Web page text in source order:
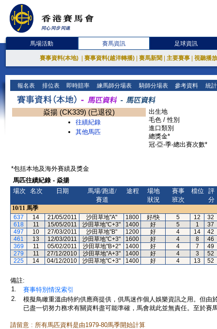
馬場活動 賽馬資訊 足球資訊
賽事資料(本地) 賽事資料(越洋轉播) 賽馬新聞 主要賽事 視聽播
報名表 排位表 即時賠率 練馬師分場表 騎師分場表 參考資料 統
焱揚 (CK339) (已退役)
往績紀錄
其他馬匹
出生地
毛色 / 性別
進口類別
總獎金*
冠-亞-季-總出賽次數*
*包括本地及海外賽績及獎金
馬匹往績紀錄 - 焱揚
場次
名次 日期
馬場/跑道/
賽道
途程
場地
狀況
賽事
班次
檔位
評
分
10/11 馬季
637
14 21/05/2011 沙田草地"A" 1800 好/快 5 12
32
618
11 15/05/2011 沙田草地"C+3" 1400 好 5 1
37
497
10 27/03/2011 沙田草地"B" 1200 好 4 14
42
461
13 12/03/2011 沙田草地"C+3" 1600 好 4 8
46
369
11 05/02/2011 沙田草地"B+2" 1400 好 4 7
49
279
11 27/12/2010 沙田草地"A+3" 1400 好 4 3
52
225
14 04/12/2010 沙田草地"C+3" 1400 好 4 13 52
備註:
1.
賽事特別情況索引
2.
模擬鳥瞰重溫由特約供應商提供，供馬迷作個人娛樂資訊之用。但
已盡一切努力務求有關資料盡可能準確，馬會就此並無責任。至於賽
請留意 : 所有馬匹資料是由1979-80馬季開始計算